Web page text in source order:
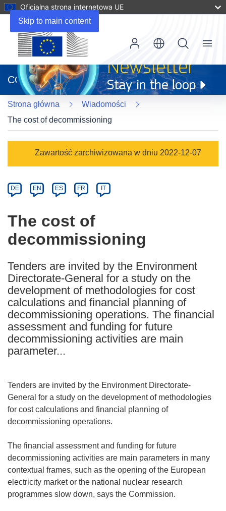
Skip to main content
Oficjalna strona internetowa UE
otworzy
się
w
nowym
oknie)
CORDIS
Menu
Strona główna
Wiadomości
The cost of decommissioning
Category
Zawartość zarchiwizowana w dniu 2022-12-07
Article
available
following
languages:
DE EN ES FR IT
The cost of
decommissioning
Tenders are invited by the Environment
Directorate-General for a study on the
development of methodologies for cost
calculations and financial planning of
decommissioning operations. The financial
assessment and funding for future
decommissioning activities are main
parameter...
Tenders are invited by the Environment Directorate-
General for a study on the development of methodologies
for cost calculations and financial planning of
decommissioning operations.
The financial assessment and funding for future
decommissioning activities are main parameters in many
contextual frames, such as the opening of the European
electricity market or the national nuclear research
programmes slow down, says the Commission.